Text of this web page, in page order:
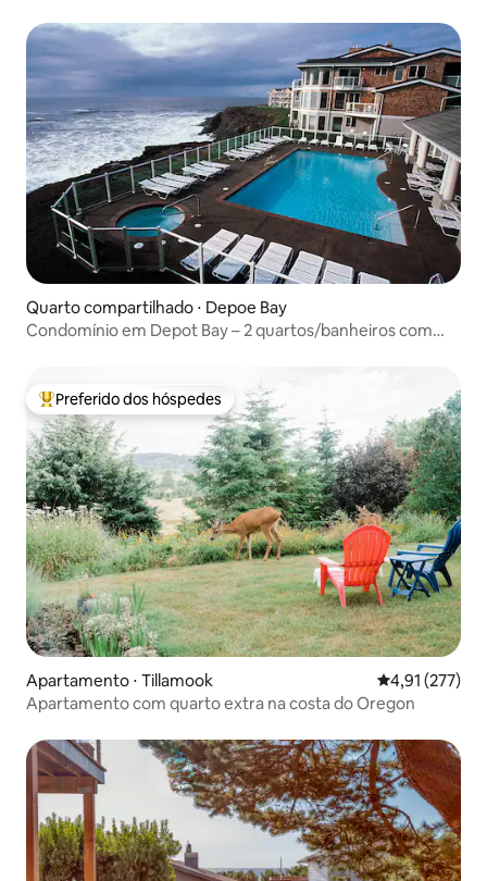
Quarto compartilhado ⋅ Depoe Bay
Condomínio em Depot Bay – 2 quartos/banheiros com
Entre os melhores preferidos dos hóspedes
Preferido dos hóspedes
Apartamento ⋅ Tillamook 4,91 de uma
4,91 (277)
Apartamento com quarto extra na costa do Oregon